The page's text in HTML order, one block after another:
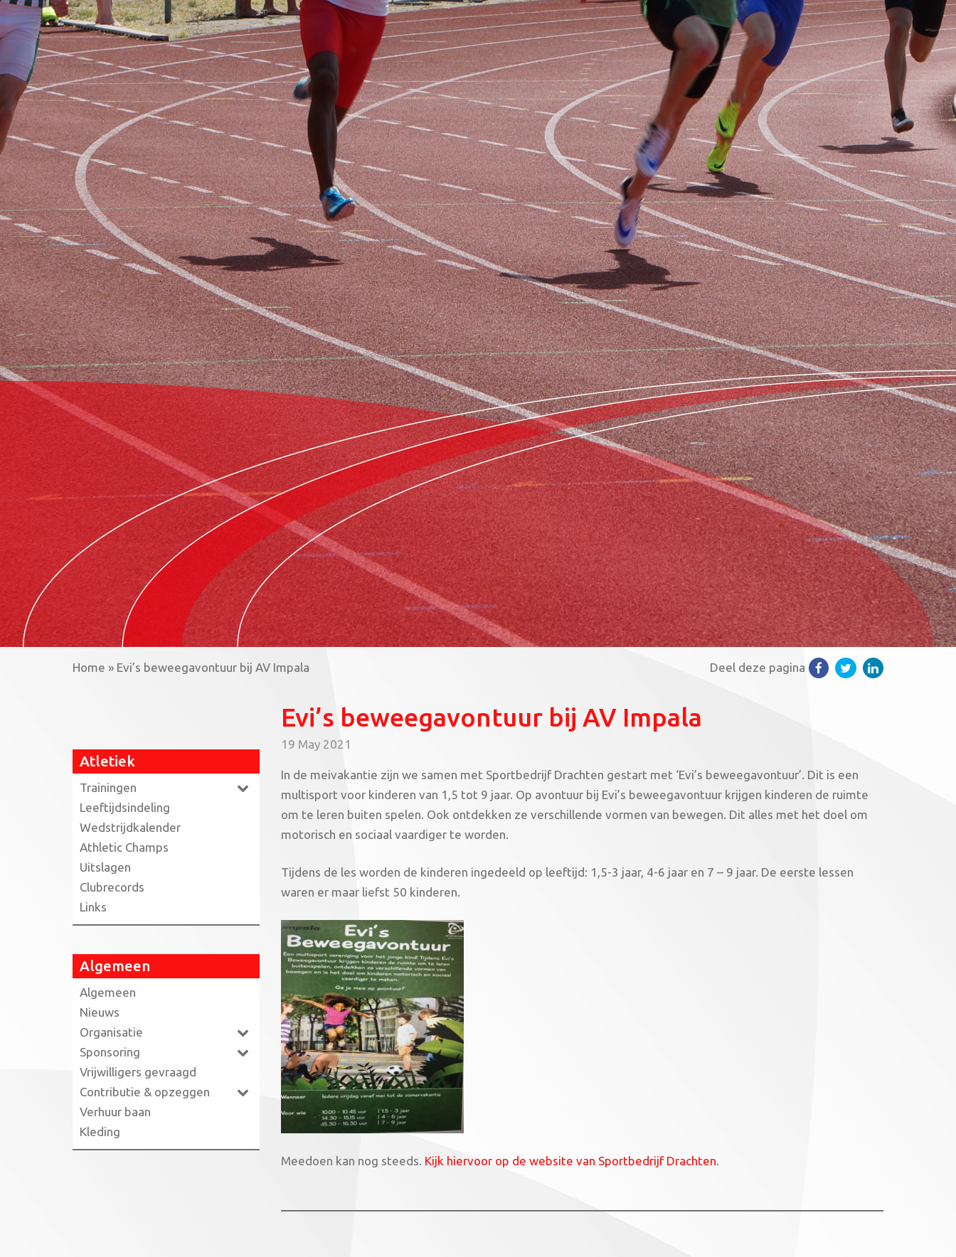
Home » Evi’s beweegavontuur bij AV Impala Deel deze pagina
Atletiek
Trainingen
Leeftijdsindeling
Wedstrijdkalender
Athletic Champs
Uitslagen
Clubrecords
Links
Algemeen
Algemeen
Nieuws
Organisatie
Sponsoring
Vrijwilligers gevraagd
Contributie & opzeggen
Verhuur baan
Kleding
Evi’s beweegavontuur bij AV Impala
19 May 2021
In de meivakantie zijn we samen met Sportbedrijf Drachten gestart met ‘Evi’s beweegavontuur’. Dit is een
multisport voor kinderen van 1,5 tot 9 jaar. Op avontuur bij Evi’s beweegavontuur krijgen kinderen de ruimte
om te leren buiten spelen. Ook ontdekken ze verschillende vormen van bewegen. Dit alles met het doel om
motorisch en sociaal vaardiger te worden.
Tijdens de les worden de kinderen ingedeeld op leeftijd: 1,5-3 jaar, 4-6 jaar en 7 – 9 jaar. De eerste lessen
waren er maar liefst 50 kinderen.
Meedoen kan nog steeds. Kijk hiervoor op de website van Sportbedrijf Drachten